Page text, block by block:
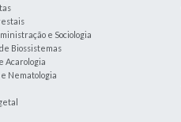
e Sociologia
Biossistemas
Acarologia
Nematologia